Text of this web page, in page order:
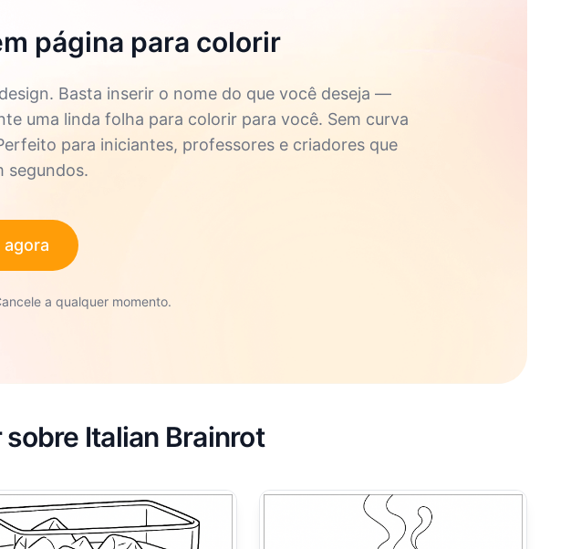
página para colorir
Basta inserir o nome do que você deseja —
uma linda folha para colorir para você. Sem curva
para iniciantes, professores e criadores que
segundos.
a qualquer momento.
Italian Brainrot